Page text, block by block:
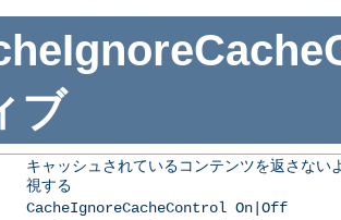
ブ
キャッシュされているコンテンツを返さな
視する
CacheIgnoreCacheControl On|Off